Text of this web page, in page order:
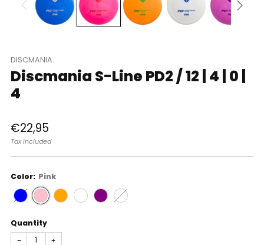
DISCMANIA
Discmania S-Line PD2 / 12 | 4 | 0 |
4
Regular
price
€22,95
Tax included
Color: Pink
Quantity
− +